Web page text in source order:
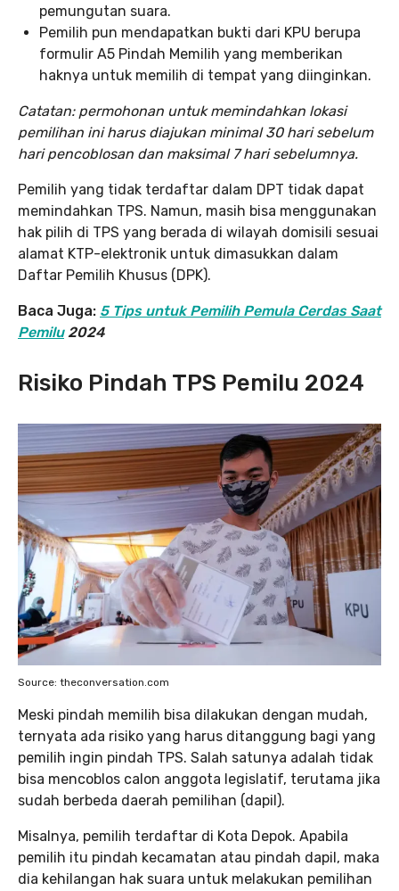
pemungutan suara.
Pemilih pun mendapatkan bukti dari KPU berupa
formulir A5 Pindah Memilih yang memberikan
haknya untuk memilih di tempat yang diinginkan.
Catatan: permohonan untuk memindahkan lokasi
pemilihan ini harus diajukan minimal 30 hari sebelum
hari pencoblosan dan maksimal 7 hari sebelumnya.
Pemilih yang tidak terdaftar dalam DPT tidak dapat
memindahkan TPS. Namun, masih bisa menggunakan
hak pilih di TPS yang berada di wilayah domisili sesuai
alamat KTP-elektronik untuk dimasukkan dalam
Daftar Pemilih Khusus (DPK).
Baca Juga: 5 Tips untuk Pemilih Pemula Cerdas Saat
Pemilu2024
Risiko Pindah TPS Pemilu 2024
Source: theconversation.com
Meski pindah memilih bisa dilakukan dengan mudah,
ternyata ada risiko yang harus ditanggung bagi yang
pemilih ingin pindah TPS. Salah satunya adalah tidak
bisa mencoblos calon anggota legislatif, terutama jika
sudah berbeda daerah pemilihan (dapil).
Misalnya, pemilih terdaftar di Kota Depok. Apabila
pemilih itu pindah kecamatan atau pindah dapil, maka
dia kehilangan hak suara untuk melakukan pemilihan